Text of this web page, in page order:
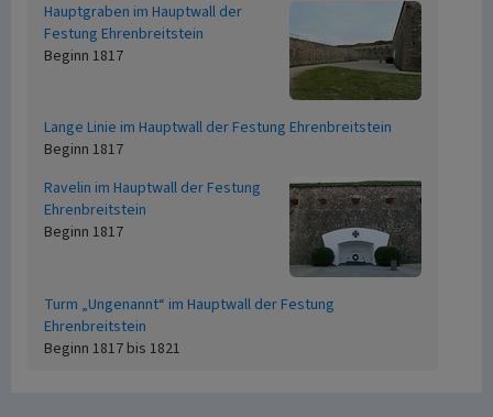
Hauptgraben im Hauptwall der
Festung Ehrenbreitstein
Beginn 1817
Lange Linie im Hauptwall der Festung Ehrenbreitstein
Beginn 1817
Ravelin im Hauptwall der Festung
Ehrenbreitstein
Beginn 1817
Turm „Ungenannt“ im Hauptwall der Festung
Ehrenbreitstein
Beginn 1817 bis 1821